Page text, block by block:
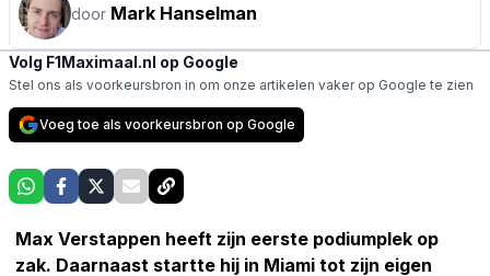
door Mark Hanselman
Volg F1Maximaal.nl op Google
Stel ons als voorkeursbron in om onze artikelen vaker op Google te zien
Voeg toe als voorkeursbron op Google
Max Verstappen heeft zijn eerste podiumplek op
zak. Daarnaast startte hij in Miami tot zijn eigen